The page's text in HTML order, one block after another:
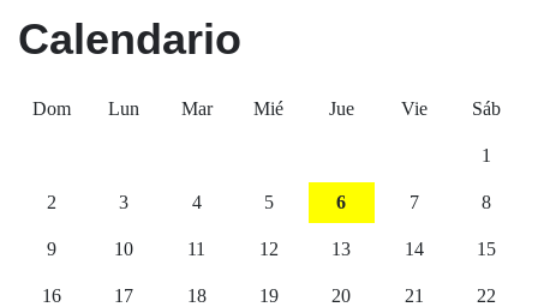
Calendario
Dom Lun Mar Mié Jue Vie Sáb
1
2 3 4 5 6 7 8
9 10 11 12 13 14 15
16 17 18 19 20 21 22